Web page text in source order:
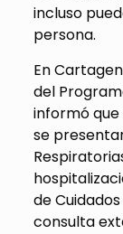
incluso
persona.
En
del
informó que
se
de
consulta